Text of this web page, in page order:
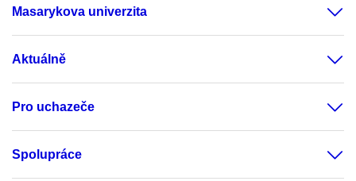
Masarykova univerzita
Aktuálně
Pro uchazeče
Spolupráce